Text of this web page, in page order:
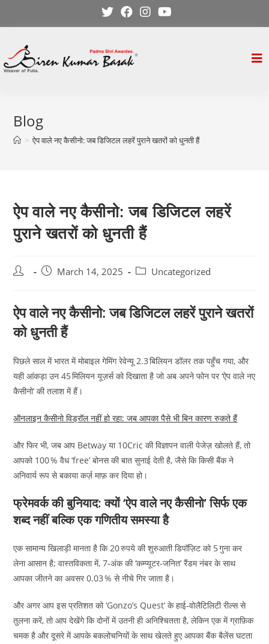
Blog
> ऐप वाले नए कैसीनो: जब डिजिटल लहरें पुराने खतरों को धुनती हैं
ऐप वाले नए कैसीनो: जब डिजिटल लहरें
पुराने खतरों को धुनती हैं
Post
PostMarch 14, 2025
PostUncategorized
ऐप वाले नए कैसीनो: जब डिजिटल लहरें पुराने खतरों
को धुनती हैं
पिछले साल में भारत में मोबाइल गेमिंग रेवेन्यू 2.3 बिलियन डॉलर तक पहुँच गया, और
यही आंकड़ा उन 45 मिलियन यूज़र्स को दिखाता है जो अब अपने फोन पर ‘ऐप वाले नए
कैसीनो’ की तलाश में हैं।
ऑनलाइन कैसीनो विड्रॉल नहीं हो रहा: जब आपका पैसे भी बिन कारण रुकते हैं
और फिर भी, जब आप Betway या 10Cric की विज्ञापन वाली पेजेज़ खोलते हैं, तो
आपको 100 % वैध ‘free’ बोनस की बात सुनाई देती है, जैसे कि किसी बैंक ने
अनिवार्य रूप से बकाया कर्ज़ माफ़ कर दिया हो।
फ्रेमवर्क की बुनियाद: क्यों ‘ऐप वाले नए कैसीनो’ सिर्फ एक
शब्द नहीं बल्कि एक गणितीय समस्या है
एक सामान्य खिलाड़ी मानता है कि 20 रुपये की शुरुआती डिपॉज़िट को 5 गुना कर
लेना आसान है; वास्तविकता में, 7‑अंक की ‘कम्प्यूटर-जनित’ रैंडम नंबर के साथ
आपका जीतने का अवसर 0.03 % से नीचे गिर जाता है।
और अगर आप इस प्रतिशत को ‘Gonzo’s Quest’ के हाई‑वोलैटिलिटी रील्स से
तुलना करें, तो आप देखेंगे कि दोनों में उतनी ही अनिश्चितता है, लेकिन एक में ग्राफ़िक
चमक है और दूसरे में आपके बकलोचनियों के साथ खेलते हुए आपका बैंक बैलेंस घटता